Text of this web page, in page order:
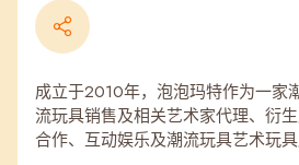
成立于2010年，泡泡玛特作为一家
流玩具销售及相关艺术家代理、衍
合作、互动娱乐及潮流玩具艺术玩具